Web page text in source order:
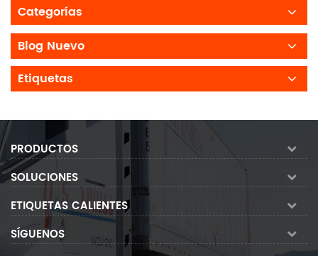
Categorías
Blog Nuevo
Etiquetas
PRODUCTOS
SOLUCIONES
ETIQUETAS CALIENTES
SÍGUENOS